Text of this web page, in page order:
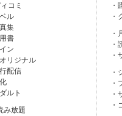
コミ
ル
集
書
ン
リジナル
配信
ルト
み放題
・
・
・
・
・
・
・
・
・